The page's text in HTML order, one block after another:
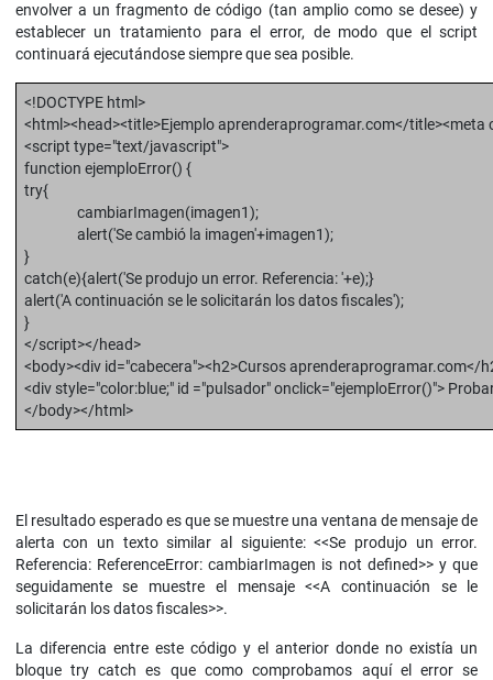
envolver a un fragmento de código (tan amplio como se desee) y
establecer un tratamiento para el error, de modo que el script
continuará ejecutándose siempre que sea posible.
<!DOCTYPE html>
<html><head><title>Ejemplo aprenderaprogramar.com</title><meta
<script type="text/javascript">
function ejemploError() {
try{
cambiarImagen(imagen1);
alert('Se cambió la imagen'+imagen1);
}
catch(e){alert('Se produjo un error. Referencia: '+e);}
alert('A continuación se le solicitarán los datos fiscales');
}
</script></head>
<body><div id="cabecera"><h2>Cursos aprenderaprogramar.com</
<div style="color:blue;" id ="pulsador" onclick="ejemploError()">
</body></html>
El resultado esperado es que se muestre una ventana de mensaje de
alerta con un texto similar al siguiente: <<Se produjo un error.
Referencia: ReferenceError: cambiarImagen is not defined>> y que
seguidamente se muestre el mensaje <<A continuación se le
solicitarán los datos fiscales>>.
La diferencia entre este código y el anterior donde no existía un
bloque try catch es que como comprobamos aquí el error se